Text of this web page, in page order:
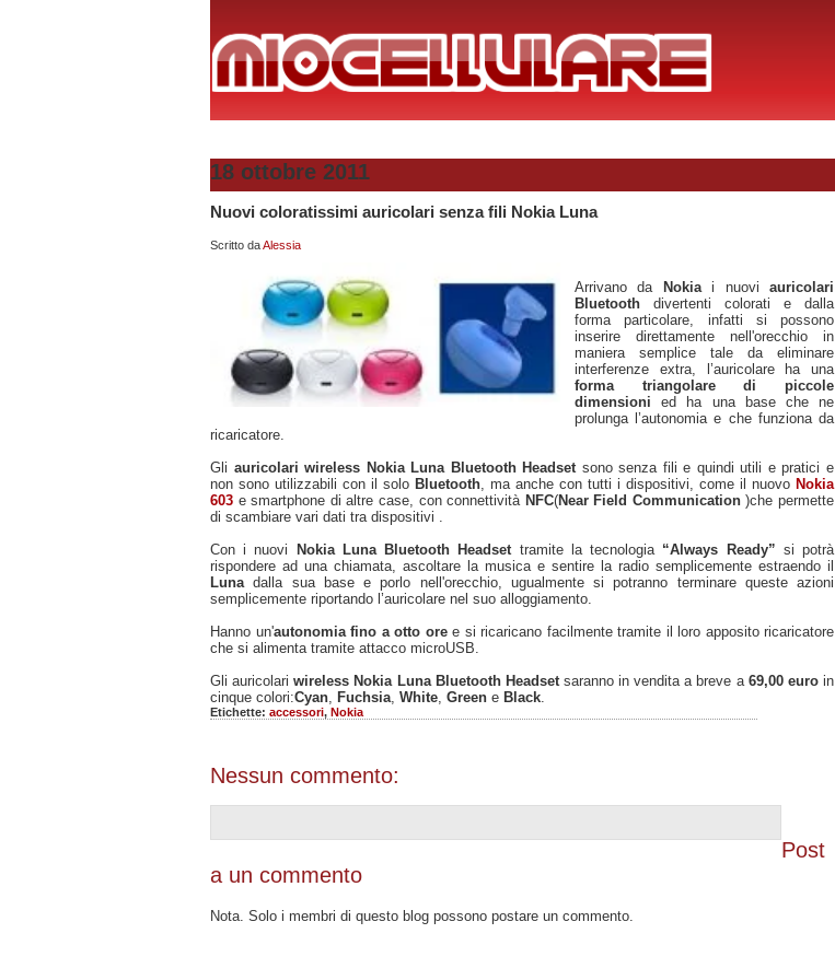
18 ottobre 2011
Nuovi coloratissimi auricolari senza fili Nokia Luna
Scritto daAlessia
Arrivano da Nokiai nuoviauricolari
Bluetooth divertenti colorati e dalla
forma particolare, infatti si possono
inserire direttamente nell'orecchio in
maniera semplice tale da eliminare
interferenze extra, l’auricolare ha una
forma triangolare di piccole
dimensioni ed ha una base che ne
prolunga l’autonomia e che funziona da
ricaricatore.
Gli auricolari wireless Nokia Luna Bluetooth Headset sono senza fili e quindi utili e pratici e
non sono utilizzabili con il solo Bluetooth , ma anche con tutti i dispositivi, come il nuovo Nokia
603 e smartphone di altre case, con connettività NFC(Near Field Communication)che permette
di scambiare vari dati tra dispositivi .
Con i nuovi Nokia Luna Bluetooth Headset tramite la tecnologia “Always Ready” si potrà
rispondere ad una chiamata, ascoltare la musica e sentire la radio semplicemente estraendo il
Lunadalla sua base e porlo nell'orecchio, ugualmente si potranno terminare queste azioni
semplicemente riportando l’auricolare nel suo alloggiamento.
Hanno un'autonomia fino a otto oree si ricaricano facilmente tramite il loro apposito ricaricatore
che si alimenta tramite attacco microUSB.
Gli auricolariwireless Nokia Luna Bluetooth Headsetsaranno in vendita a breve a 69,00 euroin
cinque colori:Cyan Fuchsia White Green e Black
Etichette: accessori, Nokia
Nessun commento:
Post
a un commento
Nota. Solo i membri di questo blog possono postare un commento.